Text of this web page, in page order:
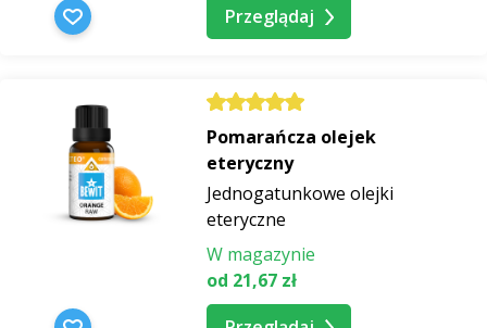
Przeglądaj
Pomarańcza olejek
eteryczny
Jednogatunkowe olejki
eteryczne
W magazynie
od 21,67 zł